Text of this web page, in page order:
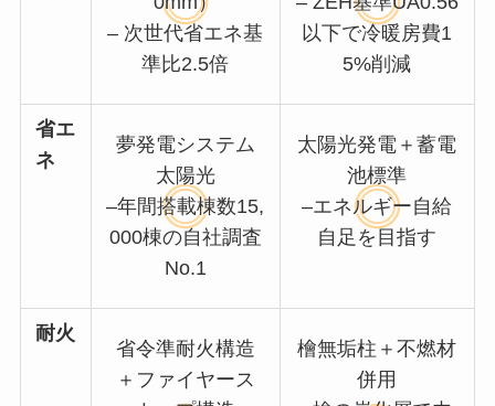
– 次世代省エネ基
準比2.5倍
以下で冷暖房費1
5%削減
省エ
ネ
夢発電システム
太陽光
–年間搭載棟数15,
000棟の自社調査
No.1
太陽光発電＋蓄電
池標準
–エネルギー自給
自足を目指す
耐火
省令準耐火構造
＋ファイヤース
檜無垢柱＋不燃材
併用